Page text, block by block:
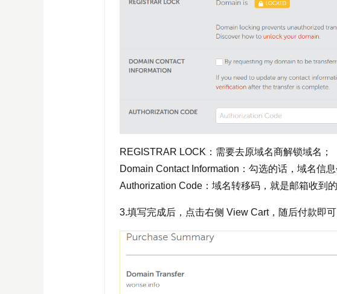
REGISTRAR LOCK：需要去原域名商解锁域名；
Domain Contact Information：勾选的话，域名信
Authorization Code：域名转移码，就是邮箱收到的
3.填写完成后，点击右侧 View Cart，随后付款即可